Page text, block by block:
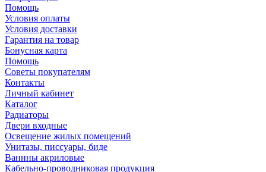
Помощь
Условия оплаты
Условия доставки
Гарантия на товар
Бонусная карта
Помощь
Советы покупателям
Контакты
Личный кабинет
Каталог
Радиаторы
Двери входные
Освещение жилых помещений
Унитазы, писсуары, биде
Ваннны акриловые
Кабельно-проводниковая продукция